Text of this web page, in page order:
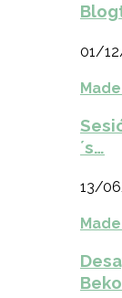
01/
´s…
13/